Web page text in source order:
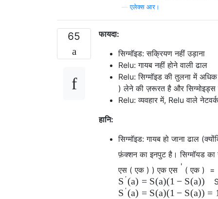
—एलेक्स आर।
65
फायदा:
सिग्मॉइड: सक्रियण नहीं उड़ाना
Relu: गायब नहीं होने वाली ढाल
Relu: सिग्मॉइड की तुलना में
) लेने की ज़रूरत है और सिग्मोइड्स
Relu: व्यवहार में, Relu वाले
हानि:
सिग्मॉइड: गायब हो जाना ढाल
फ़ंक्शन का इनपुट है। सिग्मॉयड
एस (एक ) )एकएस ' (एक ) =
S ′ (a) = S(a)(1 − S(a))
S ′ (a) = S(a)(1 − S(a)) =